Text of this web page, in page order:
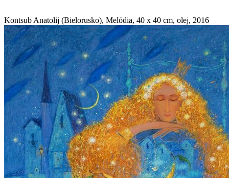
Kontsub Anatolij (Bielorusko), Melódia, 40 x 40 cm, olej, 2016